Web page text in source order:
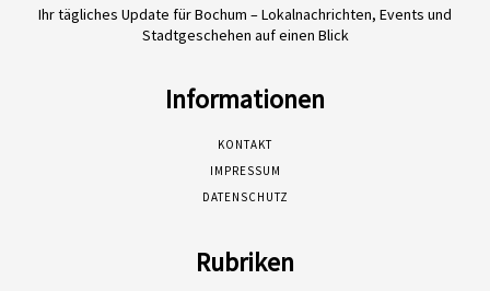
Ihr tägliches Update für Bochum – Lokalnachrichten, Events und
Stadtgeschehen auf einen Blick
Informationen
KONTAKT
IMPRESSUM
DATENSCHUTZ
Rubriken